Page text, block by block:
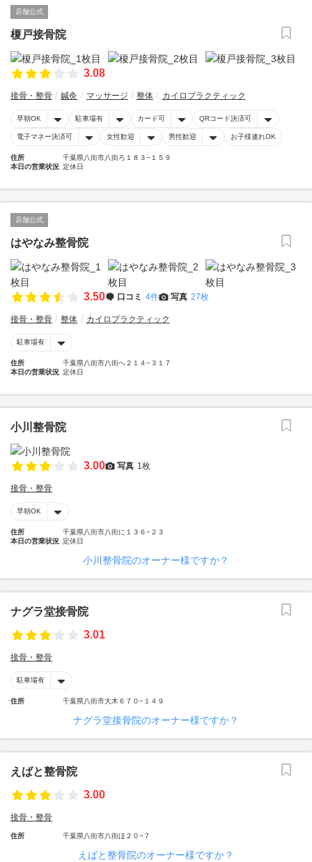
店舗公式
榎戸接骨院
3.08
接骨・整骨 鍼灸 マッサージ 整体 カイロプラクティック
早朝OK 駐車場有 カード可 QRコード決済可
電子マネー決済可 女性歓迎 男性歓迎 お子様連れOK
住所
千葉県八街市八街ろ１８３−１５９
本日の営業状況 定休日
店舗公式
はやなみ整骨院
3.50 口コミ 4件 写真 27枚
接骨・整骨 整体 カイロプラクティック
駐車場有
住所
千葉県八街市八街へ２１４−３１７
本日の営業状況 定休日
小川整骨院
3.00 写真 1枚
接骨・整骨
早朝OK
住所
千葉県八街市八街に１３６−２３
本日の営業状況 定休日
小川整骨院のオーナー様ですか？
ナグラ堂接骨院
3.01
接骨・整骨
駐車場有
住所 千葉県八街市大木６７０−１４９
ナグラ堂接骨院のオーナー様ですか？
えばと整骨院
3.00
接骨・整骨
住所 千葉県八街市八街ほ２０−７
えばと整骨院のオーナー様ですか？